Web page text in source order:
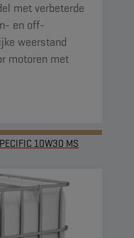
met verbeterde
en off-
weerstand
motoren met
10W30 MS